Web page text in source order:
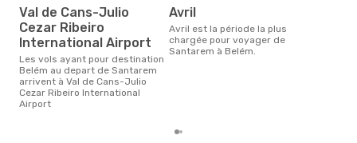
Val de Cans-Julio
Cezar Ribeiro
International Airport
Les vols ayant pour destination
Belém au depart de Santarem
arrivent à Val de Cans-Julio
Cezar Ribeiro International
Airport
avril
avril est la période la plus
chargée pour voyager de
Santarem à Belém.